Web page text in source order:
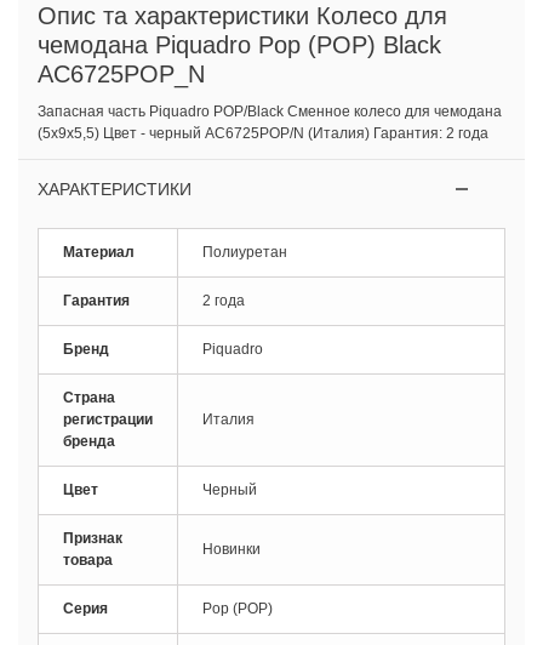
Опис та характеристики Колесо для
чемодана Piquadro Pop (POP) Black
AC6725POP_N
Запасная часть Piquadro POP/Black Сменное колесо для чемодана
(5x9x5,5) Цвет - черный AC6725POP/N (Италия) Гарантия: 2 года
ХАРАКТЕРИСТИКИ
Материал Полиуретан
Гарантия 2 года
Бренд Piquadro
Страна
регистрации
бренда
Италия
Цвет Черный
Признак
товара
Новинки
Серия Pop (POP)